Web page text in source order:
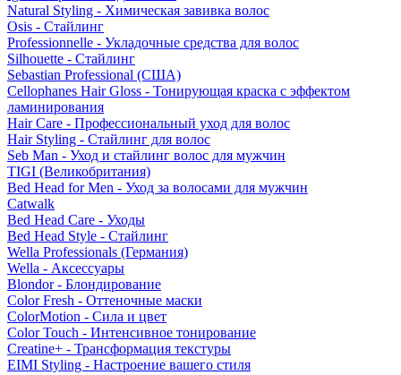
Natural Styling - Химическая завивка волос
Osis - Стайлинг
Professionnelle - Укладочные средства для волос
Silhouette - Стайлинг
Sebastian Professional (США)
Cellophanes Hair Gloss - Тонирующая краска с эффектом
ламинирования
Hair Care - Профессиональный уход для волос
Hair Styling - Стайлинг для волос
Seb Man - Уход и стайлинг волос для мужчин
TIGI (Великобритания)
Bed Head for Men - Уход за волосами для мужчин
Catwalk
Bed Head Care - Уходы
Bed Head Style - Стайлинг
Wella Professionals (Германия)
Wella - Аксессуары
Blondor - Блондирование
Color Fresh - Оттеночные маски
ColorMotion - Сила и цвет
Color Touch - Интенсивное тонирование
Creatine+ - Трансформация текстуры
EIMI Styling - Настроение вашего стиля